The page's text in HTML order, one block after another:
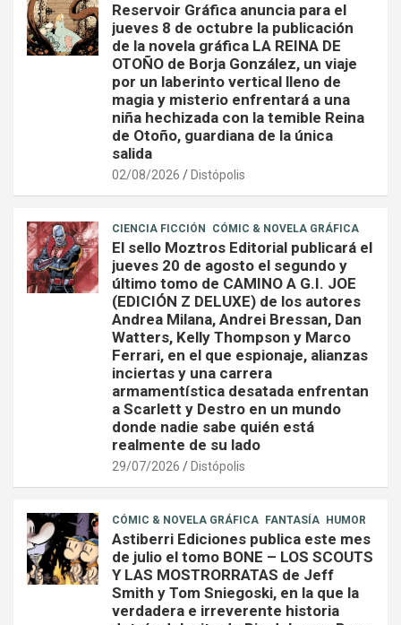
Reservoir Gráfica anuncia para el
jueves 8 de octubre la publicación
de la novela gráfica LA REINA DE
OTOÑO de Borja González, un viaje
por un laberinto vertical lleno de
magia y misterio enfrentará a una
niña hechizada con la temible Reina
de Otoño, guardiana de la única
salida
02/08/2026 Distópolis
CIENCIA FICCIÓN CÓMIC & NOVELA GRÁFICA
El sello Moztros Editorial publicará el
jueves 20 de agosto el segundo y
último tomo de CAMINO A G.I. JOE
(EDICIÓN Z DELUXE) de los autores
Andrea Milana, Andrei Bressan, Dan
Watters, Kelly Thompson y Marco
Ferrari, en el que espionaje, alianzas
inciertas y una carrera
armamentística desatada enfrentan
a Scarlett y Destro en un mundo
donde nadie sabe quién está
realmente de su lado
29/07/2026 Distópolis
CÓMIC & NOVELA GRÁFICA FANTASÍA HUMOR
Astiberri Ediciones publica este mes
de julio el tomo BONE – LOS SCOUTS
Y LAS MOSTRORRATAS de Jeff
Smith y Tom Sniegoski, en la que la
verdadera e irreverente historia